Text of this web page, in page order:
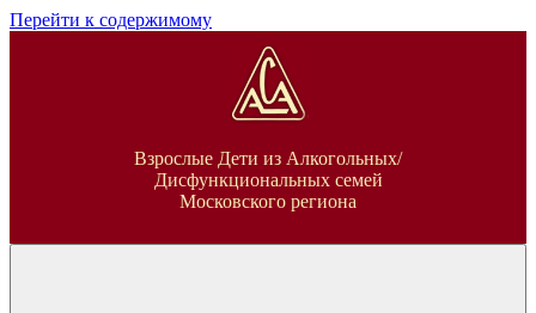
Перейти к содержимому
ВДАВзрослые Дети из Алкогольных/
Дисфункциональных семей
Московского региона